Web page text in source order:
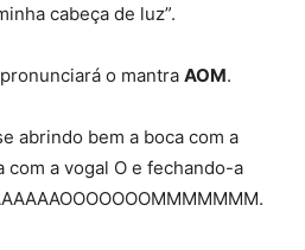
cabeça de luz”.
o mantra AOM.
abrindo bem a boca com a
a vogal O e fechando-a